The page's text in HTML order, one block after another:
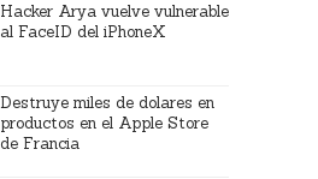
Hacker Arya vuelve vulnerable
al FaceID del iPhoneX
Destruye miles de dolares en
productos en el Apple Store
de Francia